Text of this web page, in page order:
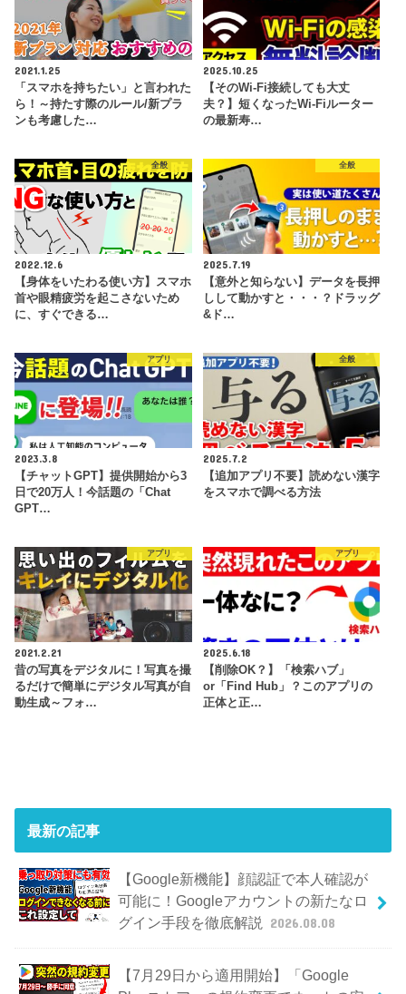
2021.1.25
「スマホを持ちたい」と言われた
ら！～持たす際のルール/新プラ
ンも考慮した…
2025.10.25
【そのWi-Fi接続しても大丈
夫？】短くなったWi-Fiルーター
の最新寿…
全般
2022.12.6
【身体をいたわる使い方】スマホ
首や眼精疲労を起こさないため
に、すぐできる…
全般
2025.7.19
【意外と知らない】データを長押
しして動かすと・・・？ドラッグ
&ド…
アプリ
2023.3.8
【チャットGPT】提供開始から3
日で20万人！今話題の「Chat
GPT…
全般
2025.7.2
【追加アプリ不要】読めない漢字
をスマホで調べる方法
アプリ
2021.2.21
昔の写真をデジタルに！写真を撮
るだけで簡単にデジタル写真が自
動生成～フォ…
アプリ
2025.6.18
【削除OK？】「検索ハブ」
or「Find Hub」？このアプリの
正体と正…
最新の記事
【Google新機能】顔認証で本人確認が
可能に！Googleアカウントの新たなロ
グイン手段を徹底解説
2026.08.08
【7月29日から適用開始】「Google